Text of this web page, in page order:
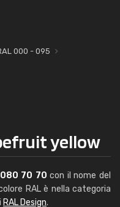
000 - 095
yellow
080 70 70 con il nome del
RAL è nella categoria
RAL Design.